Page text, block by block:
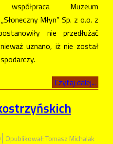
współpraca Muzeum
Młyn” Sp. z o.o. z
nie przedłużać
uznano, iż nie został
Czytaj dalej...
Opublikował: Tomasz Michalak